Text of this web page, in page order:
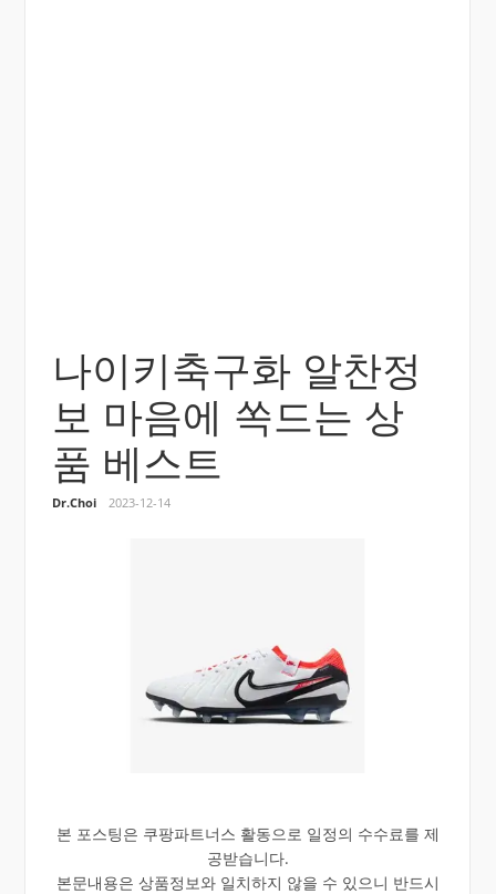
나이키축구화 알찬정
보 마음에 쏙드는 상
품 베스트
Dr.Choi 2023-12-14
본 포스팅은 쿠팡파트너스 활동으로 일정의 수수료를 제
공받습니다.
본문내용은 상품정보와 일치하지 않을 수 있으니 반드시